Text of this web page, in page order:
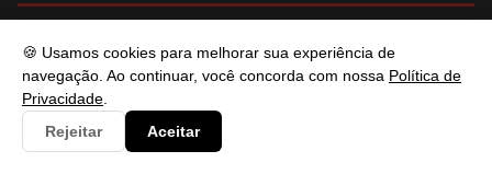
🍪 Usamos cookies para melhorar sua experiência de
navegação. Ao continuar, você concorda com nossa Política de
Privacidade
Rejeitar
Aceitar
Saber Tecnologias é um portal de conteúdo atualizado com foco
em informar e resolver os problemas do usuários de maneira
eficaz. Fique à vontade para entrar em contato.